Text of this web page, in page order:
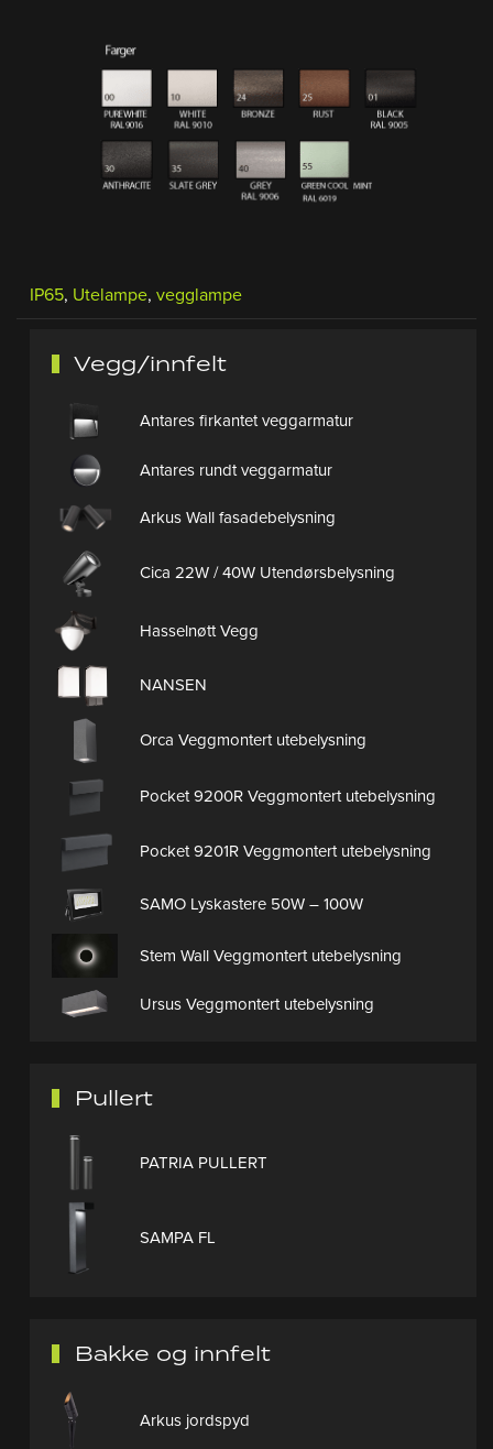
IP65, Utelampe, vegglampe
Vegg/innfelt
Antares firkantet veggarmatur
Antares rundt veggarmatur
Arkus Wall fasadebelysning
Cica 22W / 40W Utendørsbelysning
Hasselnøtt Vegg
NANSEN
Orca Veggmontert utebelysning
Pocket 9200R Veggmontert utebelysning
Pocket 9201R Veggmontert utebelysning
SAMO Lyskastere 50W – 100W
Stem Wall Veggmontert utebelysning
Ursus Veggmontert utebelysning
Pullert
PATRIA PULLERT
SAMPA FL
Bakke og innfelt
Arkus jordspyd